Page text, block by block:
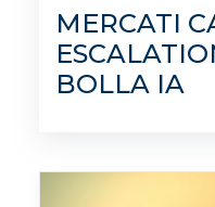
MERCATI
BOLLA IA